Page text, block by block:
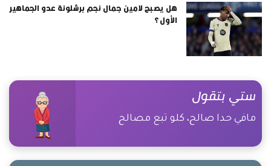
هل يصبح لامين جمال نجم برشلونة عدو الجماهير
الأول؟
ستي بتقول
مافي حدا صالح، كلو تبع مصالح